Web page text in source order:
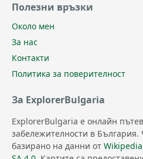
Полезни връзки
Около мен
За нас
Контакти
Политика за поверителност
За ExplorerBulgaria
ExplorerBulgaria е онлайн
забележителности в
базирано на данни от Wikipedia